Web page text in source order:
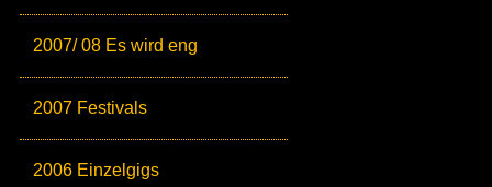
2007/ 08 Es wird eng
2007 Festivals
2006 Einzelgigs